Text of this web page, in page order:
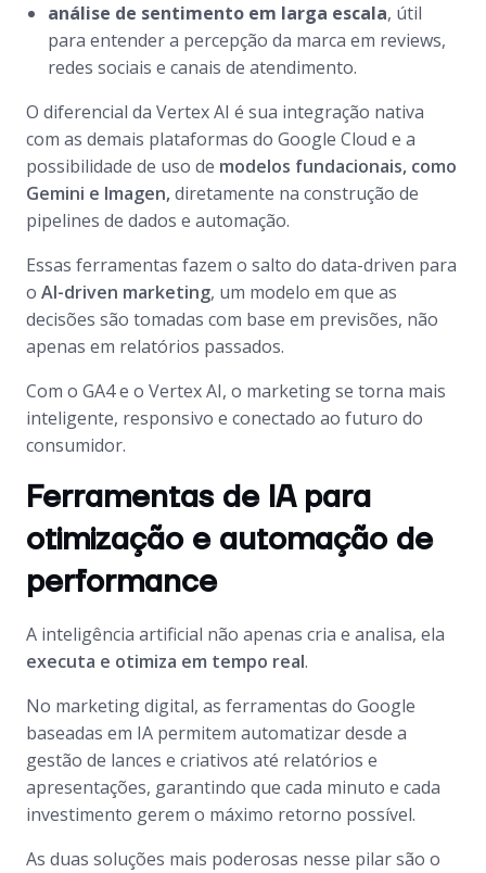
análise de sentimento em larga escala, útil
para entender a percepção da marca em reviews,
redes sociais e canais de atendimento.
O diferencial da Vertex AI é sua integração nativa
com as demais plataformas do Google Cloud e a
possibilidade de uso de modelos fundacionais, como
Gemini e Imagen,diretamente na construção de
pipelines de dados e automação.
Essas ferramentas fazem o salto do data-driven para
o AI-driven marketing, um modelo em que as
decisões são tomadas com base em previsões, não
apenas em relatórios passados.
Com o GA4 e o Vertex AI, o marketing se torna mais
inteligente, responsivo e conectado ao futuro do
consumidor.
Ferramentas de IA para
otimização e automação de
performance
A inteligência artificial não apenas cria e analisa, ela
executa e otimiza em tempo real.
No marketing digital, as ferramentas do Google
baseadas em IA permitem automatizar desde a
gestão de lances e criativos até relatórios e
apresentações, garantindo que cada minuto e cada
investimento gerem o máximo retorno possível.
As duas soluções mais poderosas nesse pilar são o